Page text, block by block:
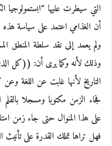
التي سيطرت عليها “ابستمولوجيا
أن الغذامي اعتمد على سياسة هذه
ولم يعمد إلى نقد سلطة المنطق
وذلك لأنه وكما يرى أن: ((كل
التاريخ لأنها غابت عن اللغة وعن
فجاء الزمن مكتوبا ومسجلا
على هذا المنوال حتى جاء زمن
فهل تراها تملك القدرة على تأنيث